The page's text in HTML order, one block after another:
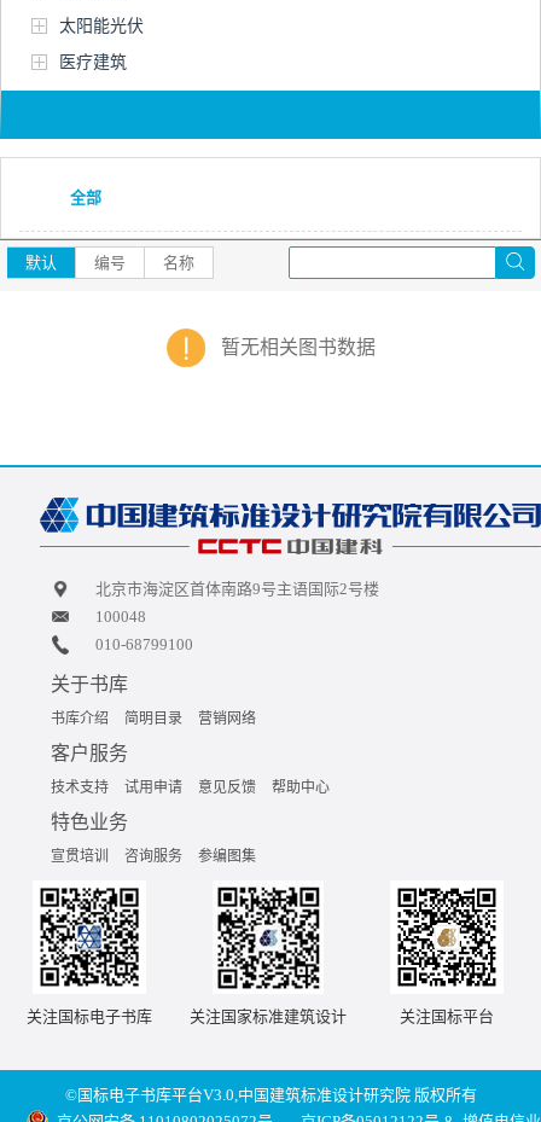
太阳能光伏
医疗建筑
全部
默认 编号 名称
暂无相关图书数据
北京市海淀区首体南路9号主语国际2号楼
100048
010-68799100
关于书库
书库介绍 简明目录 营销网络
客户服务
技术支持 试用申请 意见反馈 帮助中心
特色业务
宣贯培训 咨询服务 参编图集
关注国标电子书库 关注国家标准建筑设计 关注国标平台
©国标电子书库平台V3.0,中国建筑标准设计研究院 版权所有